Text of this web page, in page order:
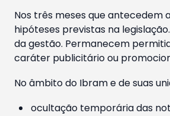
Nos três meses que antecedem
hipóteses previstas na
da gestão. Permanecem
caráter publicitário ou
No âmbito do Ibram e de suas
ocultação temporária das